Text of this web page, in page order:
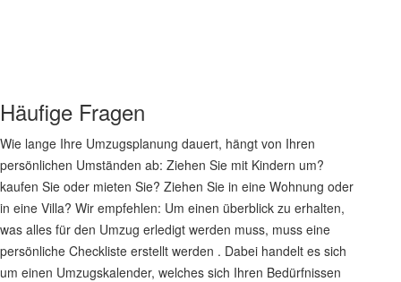
Häufige Fragen
Wie lange Ihre Umzugsplanung dauert, hängt von Ihren
persönlichen Umständen ab: Ziehen Sie mit Kindern um?
kaufen Sie oder mieten Sie? Ziehen Sie in eine Wohnung oder
in eine Villa? Wir empfehlen: Um einen überblick zu erhalten,
was alles für den Umzug erledigt werden muss, muss eine
persönliche Checkliste erstellt werden . Dabei handelt es sich
um einen Umzugskalender, welches sich Ihren Bedürfnissen